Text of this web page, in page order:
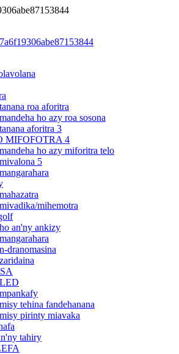
roa aforitra
ho azy roa sosona
aforitra 3
MIFOFOTRA 4
ho azy miforitra telo
5
mihemotra
an'ny ankizy
dranomasina
tehina fandehanana
pirinty miavaka
tahiry